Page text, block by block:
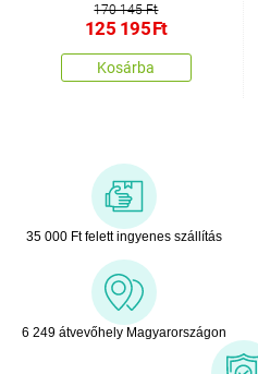
170 145 Ft
125 195Ft
Kosárba
35 000 Ft felett ingyenes szállítás
6 249 átvevőhely Magyarországon